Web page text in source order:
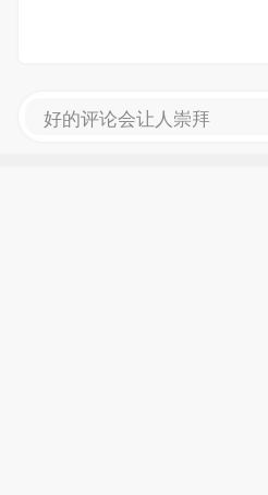
好的评论会让人崇拜